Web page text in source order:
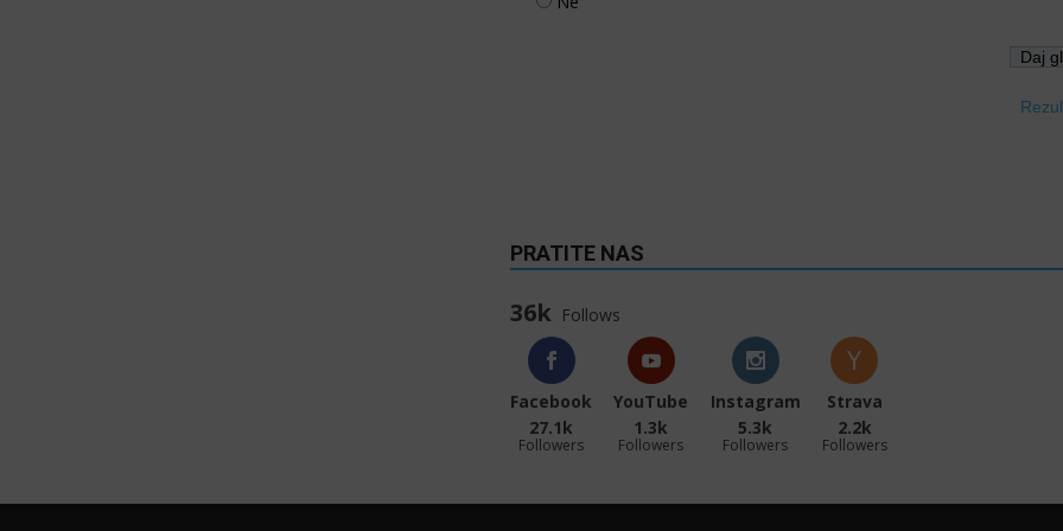
PRATITE NAS
36k Follows
Facebook
27.1k
Followers
YouTube
1.3k
Followers
Instagram
5.3k
Followers
Strava
2.2k
Followers